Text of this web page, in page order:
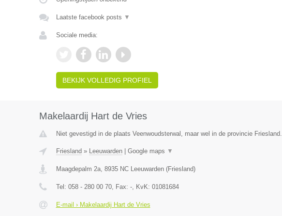
Laatste facebook posts ▼
Sociale media:
BEKIJK VOLLEDIG PROFIEL
Makelaardij Hart de Vries
Niet gevestigd in de plaats Veenwoudsterwal, maar wel in de provincie Friesland.
Friesland » Leeuwarden| Google maps ▼
Maagdepalm 2a, 8935 NC Leeuwarden(Friesland)
Tel: 058 - 280 00 70, Fax: -, KvK: 01081684
E-mail › Makelaardij Hart de Vries